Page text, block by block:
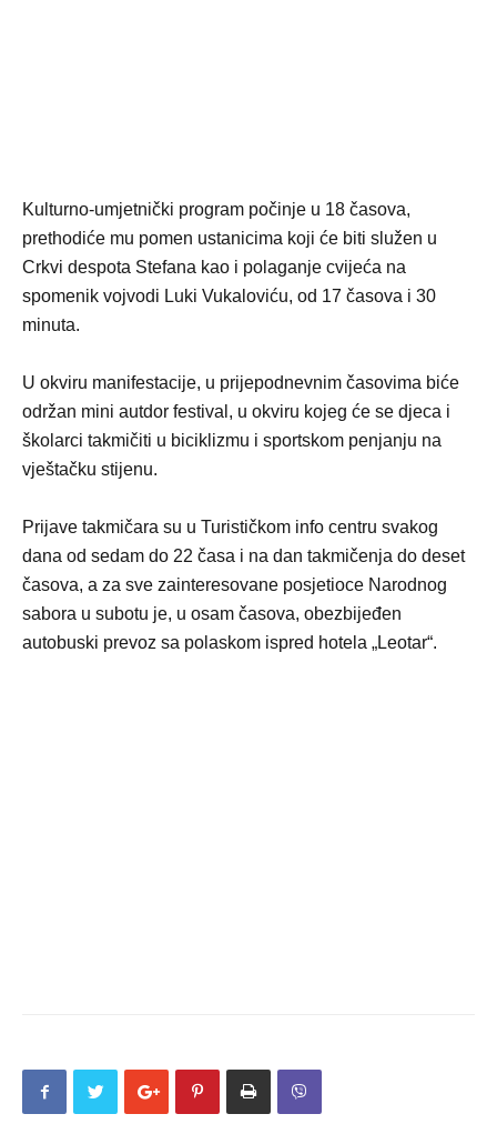
Kulturno-umjetnički program počinje u 18 časova,
prethodiće mu pomen ustanicima koji će biti služen u
Crkvi despota Stefana kao i polaganje cvijeća na
spomenik vojvodi Luki Vukaloviću, od 17 časova i 30
minuta.
U okviru manifestacije, u prijepodnevnim časovima biće
održan mini autdor festival, u okviru kojeg će se djeca i
školarci takmičiti u biciklizmu i sportskom penjanju na
vještačku stijenu.
Prijave takmičara su u Turističkom info centru svakog
dana od sedam do 22 časa i na dan takmičenja do deset
časova, a za sve zainteresovane posjetioce Narodnog
sabora u subotu je, u osam časova, obezbijeđen
autobuski prevoz sa polaskom ispred hotela „Leotar“.